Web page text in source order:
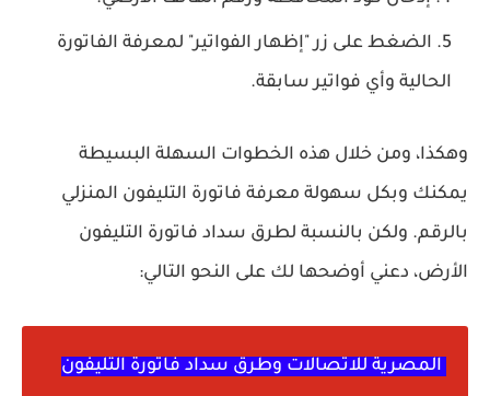
الضغط على زر "إظهار الفواتير" لمعرفة الفاتورة
الحالية وأي فواتير سابقة.
وهكذا، ومن خلال هذه الخطوات السهلة البسيطة
يمكنك وبكل سهولة معرفة فاتورة التليفون المنزلي
بالرقم. ولكن بالنسبة لطرق سداد فاتورة التليفون
الأرض، دعني أوضحها لك على النحو التالي:
المصرية للاتصالات وطرق سداد فاتورة التليفون